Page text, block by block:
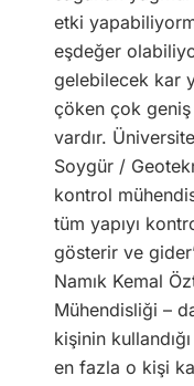
etki
eşdeğer
gelebilecek kar
çöken çok geniş
vardır.
Soygür /
kontrol
tüm yapıyı
gösterir ve
Namık Kemal
Mühendisliği –
kişinin
en fazla o kişi